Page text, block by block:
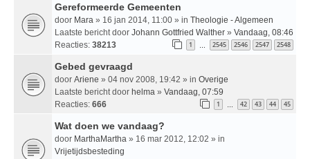
Gereformeerde Gemeenten
door Mara » 16 jan 2014, 11:00 » in Theologie - Algemeen
Laatste bericht door Johann Gottfried Walther » Vandaag, 08:46
Reacties: 38213 1 … 2545 2546 2547 2548
Gebed gevraagd
door Ariene » 04 nov 2008, 19:42 » in Overige
Laatste bericht door helma » Vandaag, 07:59
Reacties: 666 1 … 42 43 44 45
Wat doen we vandaag?
door MarthaMartha » 16 mar 2012, 12:02 » in
Vrijetijdsbesteding